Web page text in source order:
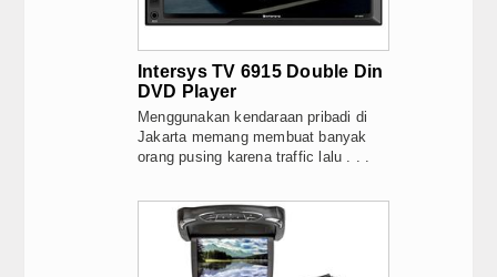
Intersys TV 6915 Double Din
DVD Player
Menggunakan kendaraan pribadi di
Jakarta memang membuat banyak
orang pusing karena traffic lalu . . .